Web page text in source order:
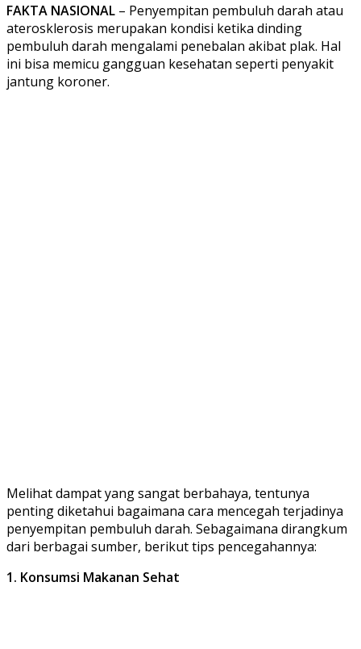
FAKTA NASIONAL – Penyempitan pembuluh darah atau
aterosklerosis merupakan kondisi ketika dinding
pembuluh darah mengalami penebalan akibat plak. Hal
ini bisa memicu gangguan kesehatan seperti penyakit
jantung koroner.
Melihat dampat yang sangat berbahaya, tentunya
penting diketahui bagaimana cara mencegah terjadinya
penyempitan pembuluh darah. Sebagaimana dirangkum
dari berbagai sumber, berikut tips pencegahannya:
1. Konsumsi Makanan Sehat